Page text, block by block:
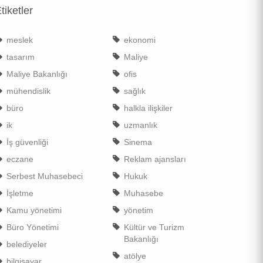
meslek
tasarım
Maliye Bakanlığı
mühendislik
büro
ik
İş güvenliği
eczane
Serbest Muhasebeci
İşletme
Kamu yönetimi
Büro Yönetimi
belediyeler
bilgisayar
ekonomi
Maliye
ofis
sağlık
halkla ilişkiler
uzmanlık
Sinema
Reklam ajansları
Hukuk
Muhasebe
yönetim
Kültür ve Turizm
Bakanlığı
atölye